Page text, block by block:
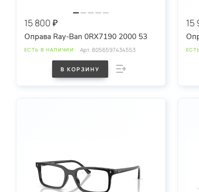
15 800 ₽
Оправа Ray-Ban 0RX7190 2000 53
ЕСТЬ В НАЛИЧИИ Арт.8056597434553
В КОРЗИНУ
15